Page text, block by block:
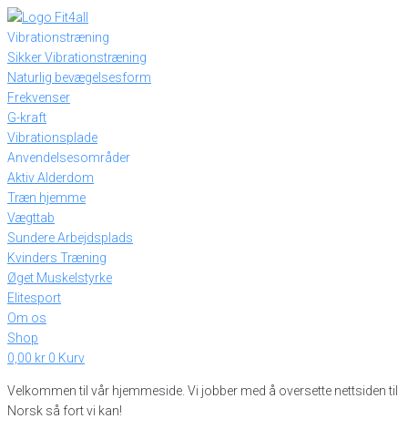
Skip
to
content
Vibrationstræning
Sikker Vibrationstræning
Naturlig bevægelsesform
Frekvenser
G-kraft
Vibrationsplade
Anvendelsesområder
Aktiv Alderdom
Træn hjemme
Vægttab
Sundere Arbejdsplads
Kvinders Træning
Øget Muskelstyrke
Elitesport
Om os
Shop
0,00 kr 0 Kurv
Velkommen til vår hjemmeside. Vi jobber med å oversette nettsiden til
Norsk så fort vi kan!